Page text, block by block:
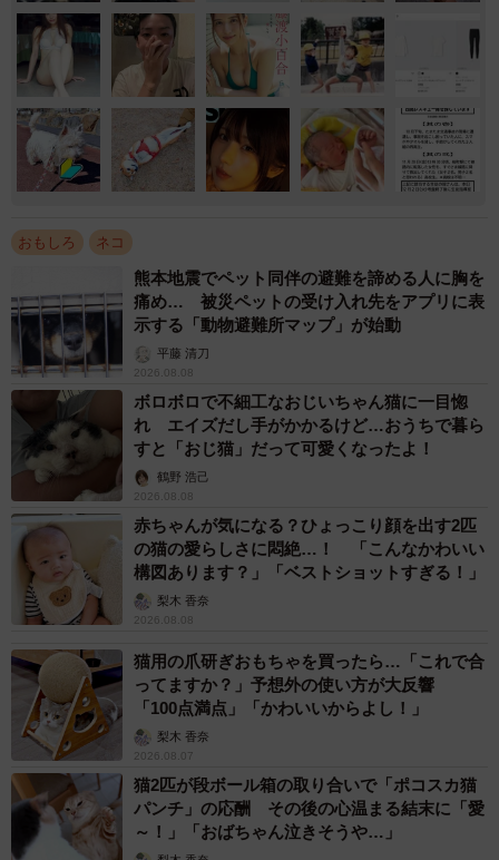
おもしろ ネコ
熊本地震でペット同伴の避難を諦める人に胸を
痛め… 被災ペットの受け入れ先をアプリに表
示する「動物避難所マップ」が始動
平藤 清刀
2026.08.08
ボロボロで不細工なおじいちゃん猫に一目惚
れ エイズだし手がかかるけど…おうちで暮ら
すと「おじ猫」だって可愛くなったよ！
鶴野 浩己
2026.08.08
赤ちゃんが気になる？ひょっこり顔を出す2匹
の猫の愛らしさに悶絶…！ 「こんなかわいい
構図あります？」「ベストショットすぎる！」
梨木 香奈
2026.08.08
猫用の爪研ぎおもちゃを買ったら…「これで合
ってますか？」予想外の使い方が大反響
「100点満点」「かわいいからよし！」
梨木 香奈
2026.08.07
猫2匹が段ボール箱の取り合いで「ポコスカ猫
パンチ」の応酬 その後の心温まる結末に「愛
～！」「おばちゃん泣きそうや…」